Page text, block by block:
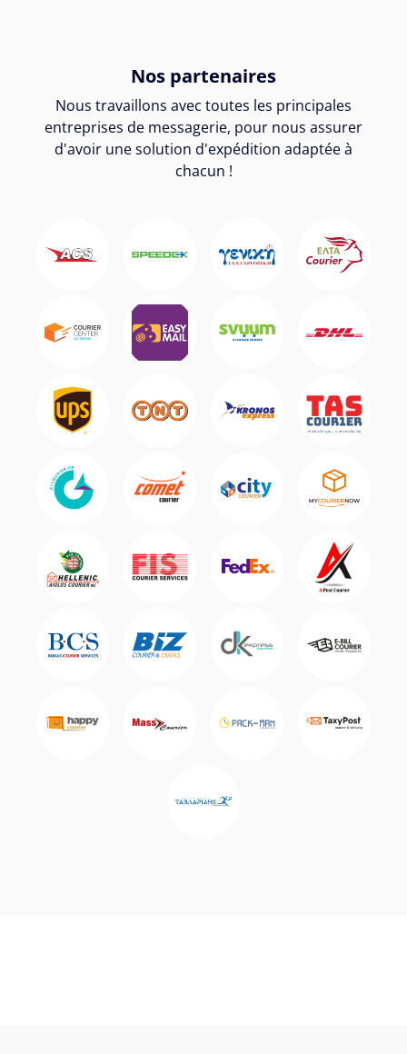
Nos partenaires
Nous travaillons avec toutes les principales
entreprises de messagerie, pour nous assurer
d'avoir une solution d'expédition adaptée à
chacun !